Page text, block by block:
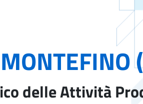
MONTEFINO
delle Attività